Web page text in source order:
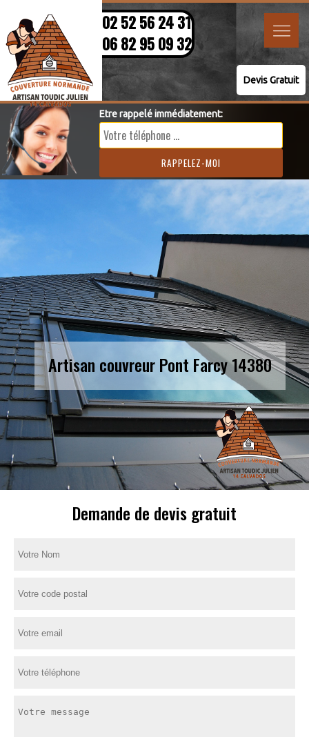
02 52 56 24 31
06 82 95 09 32
Devis Gratuit
Etre rappelé immédiatement:
Artisan couvreur Pont Farcy 14380
Demande de devis gratuit